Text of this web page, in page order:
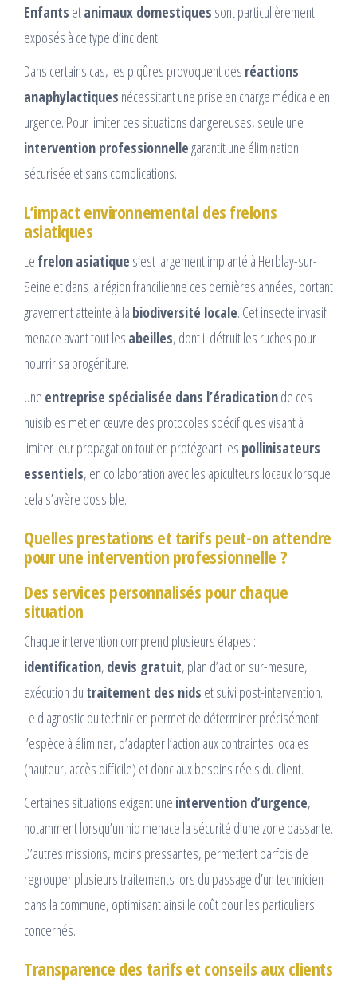
Enfants etanimaux domestiques sont particulièrement
exposés à ce type d’incident.
Dans certains cas, les piqûres provoquent des réactions
anaphylactiques nécessitant une prise en charge médicale en
urgence. Pour limiter ces situations dangereuses, seule une
intervention professionnellegarantit une élimination
sécurisée et sans complications.
L’impact environnemental des frelons
asiatiques
Le frelon asiatique s’est largement implanté à Herblay-sur-
Seine et dans la région francilienne ces dernières années, portant
gravement atteinte à la biodiversité locale. Cet insecte invasif
menace avant tout les abeilles, dont il détruit les ruches pour
nourrir sa progéniture.
Une entreprise spécialisée dans l’éradicationde ces
nuisibles met en œuvre des protocoles spécifiques visant à
limiter leur propagation tout en protégeant les pollinisateurs
essentiels, en collaboration avec les apiculteurs locaux lorsque
cela s’avère possible.
Quelles prestations et tarifs peut-on attendre
pour une intervention professionnelle ?
Des services personnalisés pour chaque
situation
Chaque intervention comprend plusieurs étapes :
identification, devis gratuit, plan d’action sur-mesure,
exécution du traitement des nids et suivi post-intervention.
Le diagnostic du technicien permet de déterminer précisément
l’espèce à éliminer, d’adapter l’action aux contraintes locales
(hauteur, accès difficile) et donc aux besoins réels du client.
Certaines situations exigent une intervention d’urgence,
notamment lorsqu’un nid menace la sécurité d’une zone passante.
D’autres missions, moins pressantes, permettent parfois de
regrouper plusieurs traitements lors du passage d’un technicien
dans la commune, optimisant ainsi le coût pour les particuliers
concernés.
Transparence des tarifs et conseils aux clients